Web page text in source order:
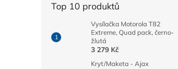
Top 10 produktů
Vysílačka Motorola T82
Extreme, Quad pack, černo-
žlutá
3 279 Kč
Kryt/Maketa - Ajax